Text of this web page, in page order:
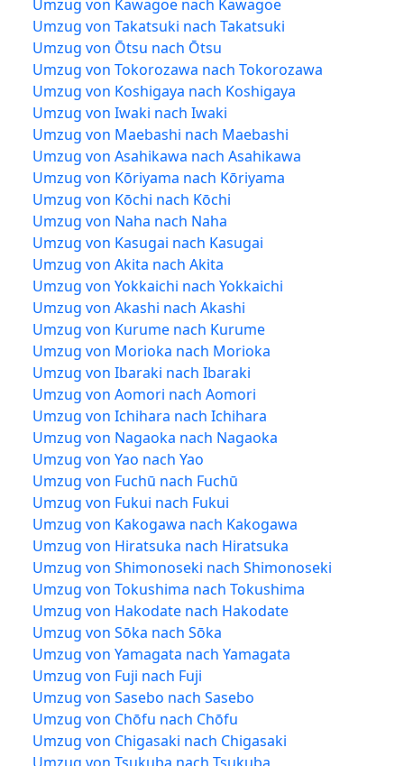
Umzug von Kawagoe nach Kawagoe
Umzug von Takatsuki nach Takatsuki
Umzug von Ōtsu nach Ōtsu
Umzug von Tokorozawa nach Tokorozawa
Umzug von Koshigaya nach Koshigaya
Umzug von Iwaki nach Iwaki
Umzug von Maebashi nach Maebashi
Umzug von Asahikawa nach Asahikawa
Umzug von Kōriyama nach Kōriyama
Umzug von Kōchi nach Kōchi
Umzug von Naha nach Naha
Umzug von Kasugai nach Kasugai
Umzug von Akita nach Akita
Umzug von Yokkaichi nach Yokkaichi
Umzug von Akashi nach Akashi
Umzug von Kurume nach Kurume
Umzug von Morioka nach Morioka
Umzug von Ibaraki nach Ibaraki
Umzug von Aomori nach Aomori
Umzug von Ichihara nach Ichihara
Umzug von Nagaoka nach Nagaoka
Umzug von Yao nach Yao
Umzug von Fuchū nach Fuchū
Umzug von Fukui nach Fukui
Umzug von Kakogawa nach Kakogawa
Umzug von Hiratsuka nach Hiratsuka
Umzug von Shimonoseki nach Shimonoseki
Umzug von Tokushima nach Tokushima
Umzug von Hakodate nach Hakodate
Umzug von Sōka nach Sōka
Umzug von Yamagata nach Yamagata
Umzug von Fuji nach Fuji
Umzug von Sasebo nach Sasebo
Umzug von Chōfu nach Chōfu
Umzug von Chigasaki nach Chigasaki